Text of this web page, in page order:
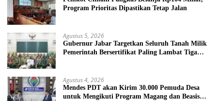
Program Prioritas Dipastikan Tetap Jalan
Agustus 5, 2026
Gubernur Jabar Targetkan Seluruh Tanah Milik
Pemerintah Bersertifikat Paling Lambat Tiga
Agustus 4, 2026
Mendes PDT akan Kirim 30.000 Pemuda Desa
untuk Mengikuti Program Magang dan Beasiswa